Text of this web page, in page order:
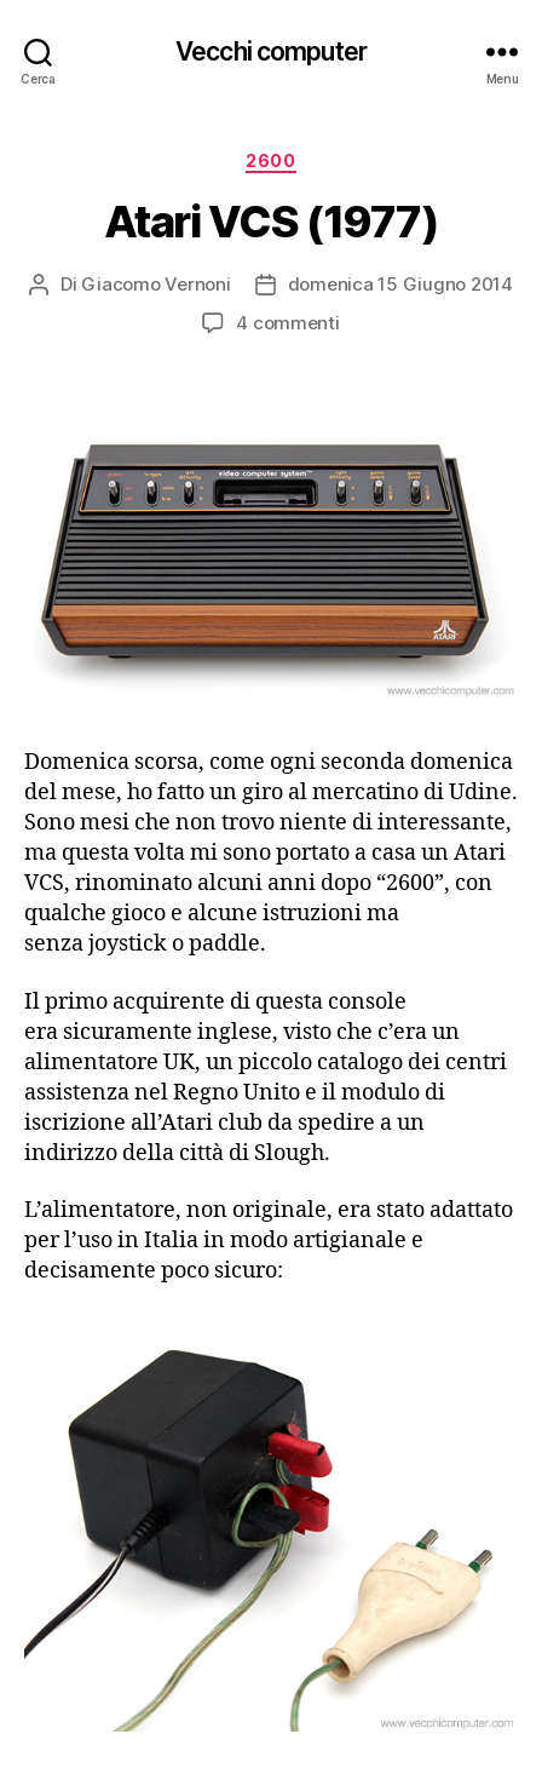
Cerca
Vecchi computer
Menu
Categorie
2600
Atari VCS (1977)
Autore
Di Giacomo Vernoni
Data
dell'articolo
domenica 15 Giugno 2014
4 commentisu
Domenica scorsa, come ogni seconda domenica
del mese, ho fatto un giro al mercatino di Udine.
Sono mesi che non trovo niente di interessante,
ma questa volta mi sono portato a casa un Atari
VCS, rinominato alcuni anni dopo “2600”, con
qualche gioco e alcune istruzioni ma
senza joystick o paddle.
Il primo acquirente di questa console
era sicuramente inglese, visto che c’era un
alimentatore UK, un piccolo catalogo dei centri
assistenza nel Regno Unito e il modulo di
iscrizione all’Atari club da spedire a un
indirizzo della città di Slough.
L’alimentatore, non originale, era stato adattato
per l’uso in Italia in modo artigianale e
decisamente poco sicuro: